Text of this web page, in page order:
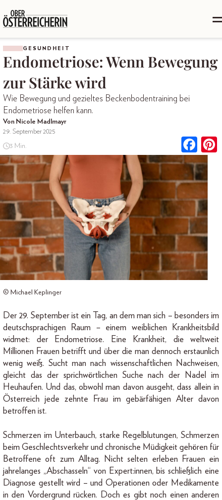
GESUNDHEIT
Endometriose: Wenn Bewegung
zur Stärke wird
Wie Bewegung und gezieltes Beckenbodentraining bei
Endometriose helfen kann.
Von Nicole Madlmayr
29. September 2025
3 Min.
© Michael Keplinger
Der 29. September ist ein Tag, an dem man sich – besonders im
deutschsprachigen Raum – einem weiblichen Krankheitsbild
widmet: der Endometriose. Eine Krankheit, die weltweit
Millionen Frauen betrifft und über die man dennoch erstaunlich
wenig weiß. Sucht man nach wissenschaftlichen Nachweisen,
gleicht das der sprichwörtlichen Suche nach der Nadel im
Heuhaufen. Und das, obwohl man davon ausgeht, dass allein in
Österreich jede zehnte Frau im gebärfähigen Alter davon
betroffen ist.
Schmerzen im Unterbauch, starke Regelblutungen, Schmerzen
beim Geschlechtsverkehr und chronische Müdigkeit gehören für
Betroffene oft zum Alltag. Nicht selten erleben Frauen ein
jahrelanges „Abschasseln“ von Expert:innen, bis schließlich eine
Diagnose gestellt wird – und Operationen oder Medikamente
in den Vordergrund rücken. Doch es gibt noch einen anderen